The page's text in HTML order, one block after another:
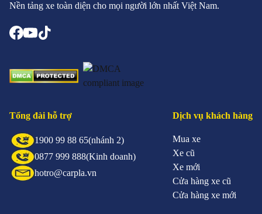
Nền tảng xe toàn diện cho mọi người lớn nhất Việt Nam.
Tổng đài hỗ trợ
1900 99 88 65(nhánh 2)
0877 999 888(Kinh doanh)
hotro@carpla.vn
Dịch vụ khách hàng
Mua xe
Xe cũ
Xe mới
Cửa hàng xe cũ
Cửa hàng xe mới